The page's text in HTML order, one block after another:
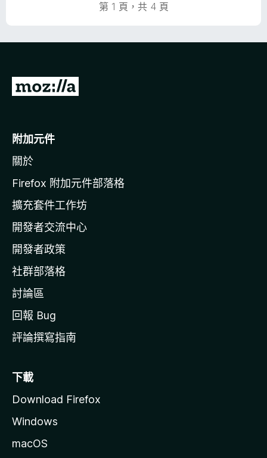
第 1 頁，共 4 頁
前
o
i
l
a
官
網
附加元件
關於
Firefox 附加元件部落格
擴充套件工作坊
開發者交流中心
開發者政策
社群部落格
討論區
回報 Bug
評論撰寫指南
下載
Download Firefox
Windows
macOS